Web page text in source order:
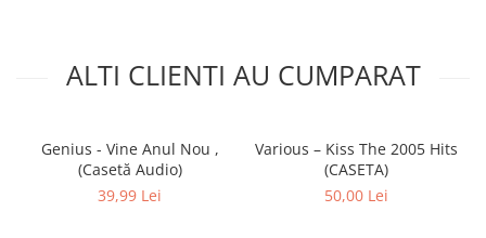
ALTI CLIENTI AU CUMPARAT
Genius - Vine Anul Nou ,
(Casetă Audio)
39,99 Lei
Various – Kiss The 2005 Hits
(CASETA)
50,00 Lei